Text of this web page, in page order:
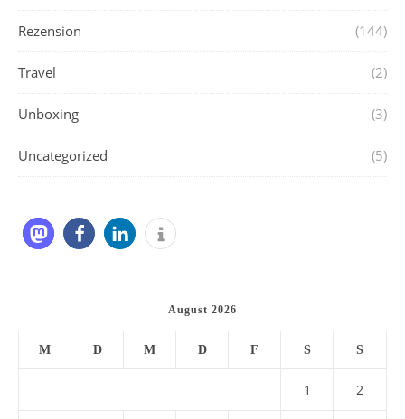
Rezension (144)
Travel (2)
Unboxing (3)
Uncategorized (5)
August 2026
M D M D F S S
1 2